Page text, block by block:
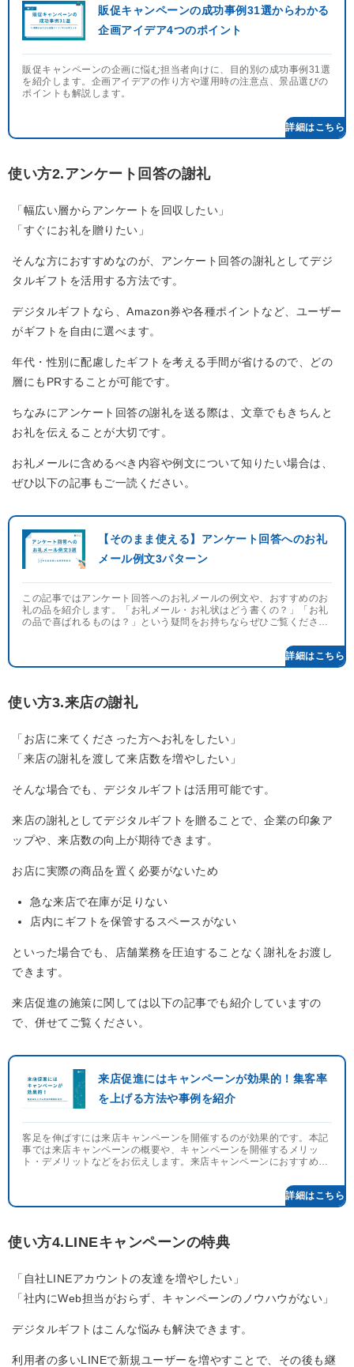
販促キャンペーンの成功事例31選からわかる
企画アイデア4つのポイント
販促キャンペーンの企画に悩む担当者向けに、目的別の成功事例31選
を紹介します。企画アイデアの作り方や運用時の注意点、景品選びの
ポイントも解説します。
使い方2.アンケート回答の謝礼
「幅広い層からアンケートを回収したい」
「すぐにお礼を贈りたい」
そんな方におすすめなのが、アンケート回答の謝礼としてデジ
タルギフトを活用する方法です。
デジタルギフトなら、Amazon券や各種ポイントなど、ユーザー
がギフトを自由に選べます。
年代・性別に配慮したギフトを考える手間が省けるので、どの
層にもPRすることが可能です。
ちなみにアンケート回答の謝礼を送る際は、文章でもきちんと
お礼を伝えることが大切です。
お礼メールに含めるべき内容や例文について知りたい場合は、
ぜひ以下の記事もご一読ください。
【そのまま使える】アンケート回答へのお礼
メール例文3パターン
この記事ではアンケート回答へのお礼メールの例文や、おすすめのお
礼の品を紹介します。「お礼メール・お礼状はどう書くの？」「お礼
の品で喜ばれるものは？」という疑問をお持ちならぜひご覧くださ
詳細はこちら
使い方3.来店の謝礼
「お店に来てくださった方へお礼をしたい」
「来店の謝礼を渡して来店数を増やしたい」
そんな場合でも、デジタルギフトは活用可能です。
来店の謝礼としてデジタルギフトを贈ることで、企業の印象ア
ップや、来店数の向上が期待できます。
お店に実際の商品を置く必要がないため
急な来店で在庫が足りない
店内にギフトを保管するスペースがない
といった場合でも、店舗業務を圧迫することなく謝礼をお渡し
できます。
来店促進の施策に関しては以下の記事でも紹介していますの
で、併せてご覧ください。
来店促進にはキャンペーンが効果的！集客率
を上げる方法や事例を紹介
客足を伸ばすには来店キャンペーンを開催するのが効果的です。本記
事では来店キャンペーンの概要や、キャンペーンを開催するメリッ
ト・デメリットなどをお伝えします。来店キャンペーンにおすすめの
使い方4.LINEキャンペーンの特典
「自社LINEアカウントの友達を増やしたい」
「社内にWeb担当がおらず、キャンペーンのノウハウがない」
デジタルギフトはこんな悩みも解決できます。
利用者の多いLINEで新規ユーザーを増やすことで、その後も継